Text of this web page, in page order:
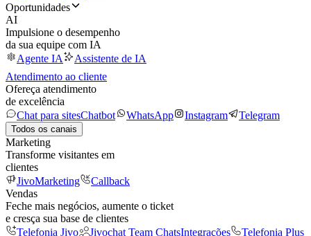
Oportunidades
AI
Impulsione o desempenho
da sua equipe com IA
Agente IA
Assistente de IA
Atendimento ao cliente
Ofereça atendimento
de excelência
Chat para sitesChatbot WhatsApp Instagram Telegram
Todos os canais
Marketing
Transforme visitantes em
clientes
JivoMarketing
Callback
Vendas
Feche mais negócios, aumente o ticket
e cresça sua base de clientes
Telefonia Jivo
Jivochat Team ChatsIntegrações
Telefonia Plus